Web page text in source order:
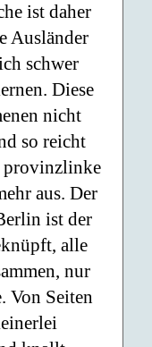
ist daher
Ausländer
schwer
Diese
nicht
so reicht
provinzlinke
aus. Der
ist der
alle
nur
Von Seiten